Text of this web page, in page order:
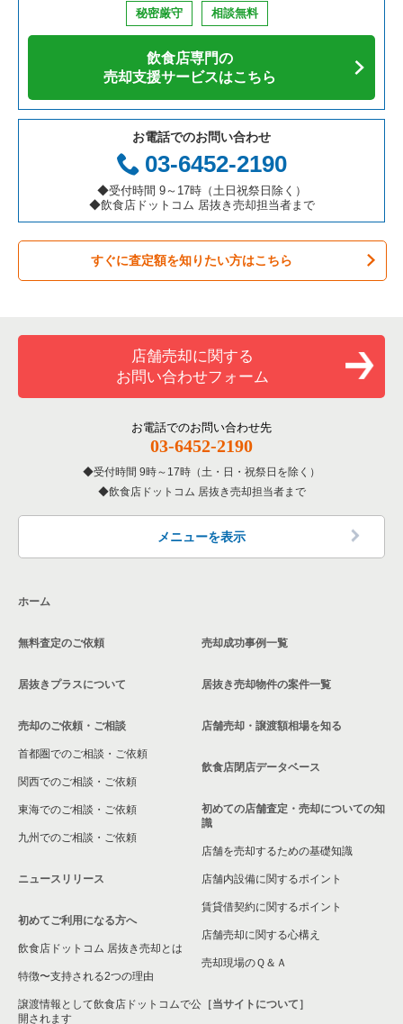
カフェの居抜き売却物件の案件一覧
テイクアウトの居抜き売却物件の案件一覧
お弁当・惣菜・デリの居抜き売却物件の案件一覧
カラオケ・パブ・スナックの居抜き売却物件の案件一覧
バーの居抜き売却物件の案件一覧
居酒屋・ダイニングバーの居抜き売却物件の案件一覧
洋食の居抜き売却物件の案件一覧
その他の居抜き売却物件の案件一覧
愛知県の飲食店の居抜き売却物件の案件一覧
岐阜県の飲食店の居抜き売却物件の案件一覧
三重県の飲食店の居抜き売却物件の案件一覧
小金井市の飲食店の居抜き売却物件の案件一覧
府中市の飲食店の居抜き売却物件の案件一覧
国分寺市の飲食店の居抜き売却物件の案件一覧
昭島市の飲食店の居抜き売却物件の案件一覧
稲城市の飲食店の居抜き売却物件の案件一覧
三鷹市の飲食店の居抜き売却物件の案件一覧
あきる野市の飲食店の居抜き売却物件の案件一覧
多摩市の飲食店の居抜き売却物件の案件一覧
西東京市の飲食店の居抜き売却物件の案件一覧
日野市の飲食店の居抜き売却物件の案件一覧
東久留米市の飲食店の居抜き売却物件の案件一覧
東京都下の焼肉の居抜き売却物件の案件一覧
東京都下の鉄板焼き・お好み焼の居抜き売却物件の案件一覧
東京都下のアジア料理の居抜き売却物件の案件一覧
東京都下のカフェの居抜き売却物件の案件一覧
東京都下のテイクアウトの居抜き売却物件の案件一覧
東京都下のお弁当・惣菜・デリの居抜き売却物件の案件一覧
東京都下のバーの居抜き売却物件の案件一覧
東京都下の居酒屋・ダイニングバーの居抜き売却物件の案件一
東京都下の専門料理の居抜き売却物件の案件一覧
東京都下の和食の居抜き売却物件の案件一覧
東京都下の洋食の居抜き売却物件の案件一覧
立川市のカラオケ・パブ・スナックの居抜き売却物件の案件一
立川市の居酒屋・ダイニングバーの居抜き売却物件の案件一覧
立川市の和食の居抜き売却物件の案件一覧
立川市の洋食の居抜き売却物件の案件一覧
立川市のその他の居抜き売却物件の案件一覧
秘密厳守 相談無料
飲食店専門の
売却支援サービスはこちら
お電話でのお問い合わせ
03-6452-2190
◆受付時間 9～17時（土日祝祭日除く）
◆飲食店ドットコム 居抜き売却担当者まで
すぐに査定額を知りたい方はこちら
店舗売却に関する
お問い合わせフォーム
お電話でのお問い合わせ先
03-6452-2190
受付時間 9時～17時（土・日・祝祭日を除く）
飲食店ドットコム 居抜き売却担当者まで
メニューを表示
ホーム
無料査定のご依頼
居抜きプラスについて
売却のご依頼・ご相談
首都圏でのご相談・ご依頼
関西でのご相談・ご依頼
東海でのご相談・ご依頼
九州でのご相談・ご依頼
ニュースリリース
初めてご利用になる方へ
飲食店ドットコム 居抜き売却とは
特徴〜支持される2つの理由
譲渡情報として飲食店ドットコムで公
開されます
売却成功事例一覧
居抜き売却物件の案件一覧
店舗売却・譲渡額相場を知る
飲食店閉店データベース
初めての店舗査定・売却についての知
識
店舗を売却するための基礎知識
店舗内設備に関するポイント
賃貸借契約に関するポイント
店舗売却に関する心構え
売却現場のＱ＆Ａ
［当サイトについて］